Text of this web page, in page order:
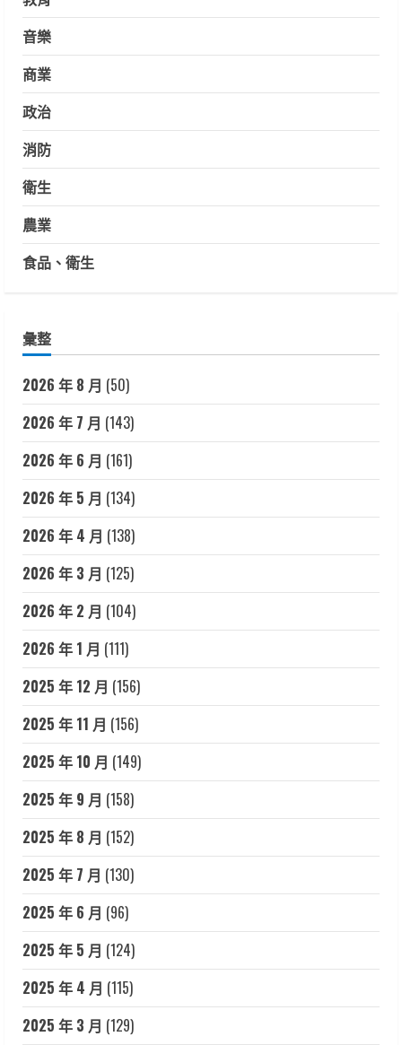
音樂
商業
政治
消防
衛生
農業
食品、衛生
彙整
2026 年 8 月 (50)
2026 年 7 月 (143)
2026 年 6 月 (161)
2026 年 5 月 (134)
2026 年 4 月 (138)
2026 年 3 月 (125)
2026 年 2 月 (104)
2026 年 1 月 (111)
2025 年 12 月 (156)
2025 年 11 月 (156)
2025 年 10 月 (149)
2025 年 9 月 (158)
2025 年 8 月 (152)
2025 年 7 月 (130)
2025 年 6 月 (96)
2025 年 5 月 (124)
2025 年 4 月 (115)
2025 年 3 月 (129)